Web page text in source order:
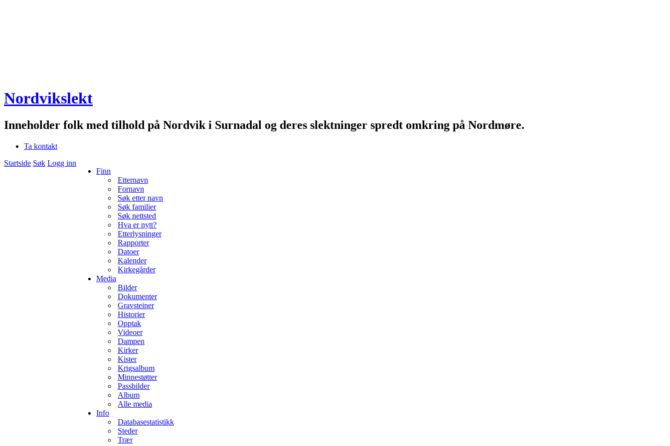
Nordvikslekt
Inneholder folk med tilhold på Nordvik i Surnadal og deres slektninger spredt omkring på Nordmøre.
Ta kontakt
Startside Søk Logg inn
Finn
Etternavn
Fornavn
Søk etter navn
Søk familier
Søk nettsted
Hva er nytt?
Etterlysninger
Rapporter
Datoer
Kalender
Kirkegårder
Media
Bilder
Dokumenter
Gravsteiner
Historier
Opptak
Videoer
Dampen
Kirker
Kister
Krigsalbum
Minnestøtter
Passbilder
Album
Alle media
Info
Databasestatistikk
Steder
Trær